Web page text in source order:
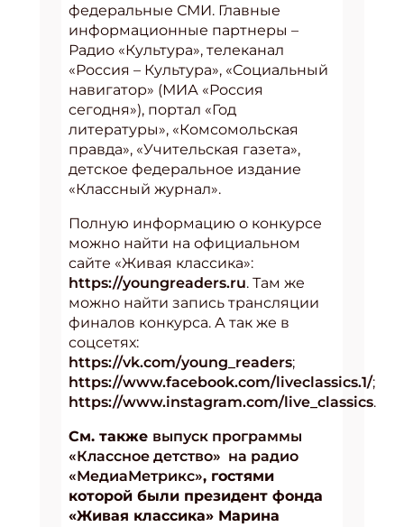
федеральные СМИ. Главные
информационные партнеры –
Радио «Культура», телеканал
«Россия – Культура», «Социальный
навигатор» (МИА «Россия
сегодня»), портал «Год
литературы», «Комсомольская
правда», «Учительская газета»,
детское федеральное издание
«Классный журнал».
Полную информацию о конкурсе
можно найти на официальном
сайте «Живая классика»:
https://youngreaders.ru. Там же
можно найти запись трансляции
финалов конкурса. А так же в
соцсетях:
https://vk.com/young_readers;
https://www.facebook.com/liveclassics.1/;
https://www.instagram.com/live_classics.
См. также выпуск программы
«Классное детство» на радио
«МедиаМетрикс», гостями
которой были президент фонда
«Живая классика» Марина